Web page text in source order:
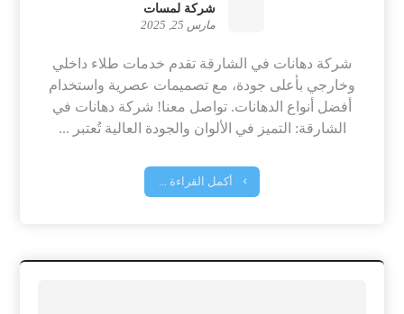
شركة لمسات
مارس 25, 2025
شركة دهانات في الشارقة تقدم خدمات طلاء داخلي
وخارجي بأعلى جودة، مع تصميمات عصرية واستخدام
أفضل أنواع الدهانات. تواصل معنا! شركة دهانات في
الشارقة: التميز في الألوان والجودة العالية تُعتبر ...
أكمل القراءة ...